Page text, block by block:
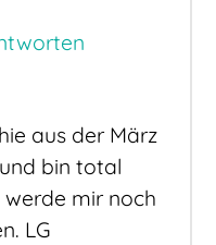
aus der März
bin total
werde mir noch
LG